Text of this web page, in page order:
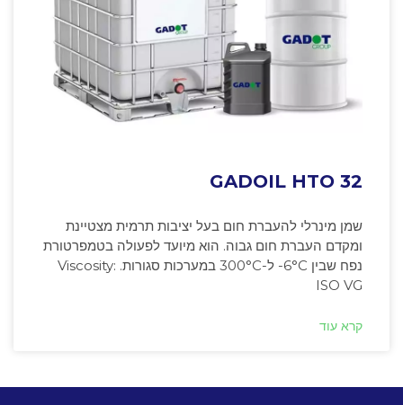
GADOIL HTO 32
שמן מינרלי להעברת חום בעל יציבות תרמית מצטיינת
ומקדם העברת חום גבוה. הוא מיועד לפעולה בטמפרטורת
נפח שבין ‎-6°C ל-300°C במערכות סגורות. Viscosity:
ISO VG
קרא עוד